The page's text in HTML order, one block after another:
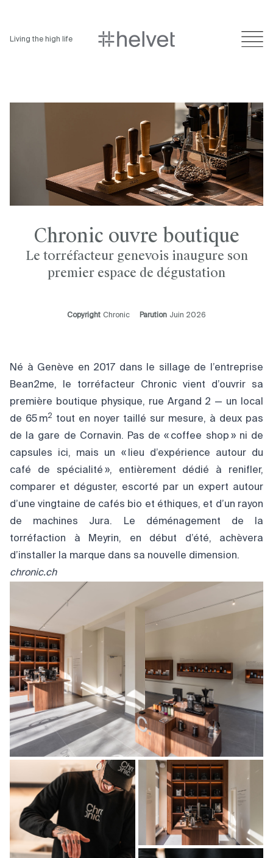
Living the high life
Chronic ouvre boutique
Le torréfacteur genevois inaugure son
premier espace de dégustation
Copyright Chronic Parution Juin 2026
Né à Genève en 2017 dans le sillage de l’entreprise
Bean2me, le torréfacteur Chronic vient d’ouvrir sa
première boutique physique, rue Argand 2 — un local
de 65 m2
tout en noyer taillé sur mesure, à deux pas
de la gare de Cornavin. Pas de « coffee shop » ni de
capsules ici, mais un « lieu d’expérience autour du
café de spécialité », entièrement dédié à renifler,
comparer et déguster, escorté par un expert autour
d’une vingtaine de cafés bio et éthiques, et d’un rayon
de machines Jura. Le déménagement de la
torréfaction à Meyrin, en début d’été, achèvera
d’installer la marque dans sa nouvelle dimension.
chronic.ch